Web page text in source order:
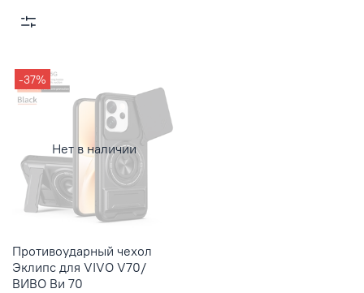
Нет в наличии
-37%
Противоударный чехол
Эклипс для VIVO V70/
ВИВО Ви 70